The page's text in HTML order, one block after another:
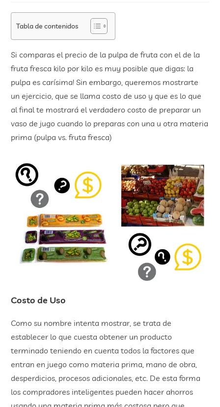
Tabla de contenidos
Si comparas el precio de la pulpa de fruta con el de la
fruta fresca kilo por kilo es muy posible que digas: la
pulpa es carísima! Sin embargo, queremos mostrarte
un ejercicio, que se llama costo de uso y que es lo que
al final te mostrará el verdadero costo de preparar un
vaso de jugo cuando lo preparas con una u otra materia
prima (pulpa vs. fruta fresca)
Costo de Uso
Como su nombre intenta mostrar, se trata de
establecer lo que cuesta obtener un producto
terminado teniendo en cuenta todos la factores que
entran en juego como materia prima, mano de obra,
desperdicios, procesos adicionales, etc. De esta forma
los compradores inteligentes pueden hacer ahorros